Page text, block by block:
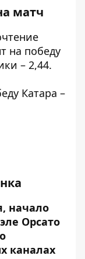
матч
на победу
– 2,44.
Катара –
начало
Орсато
каналах